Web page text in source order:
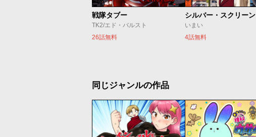
戦隊タブー
TK2/エド・バルスト
26話無料
シルバー・スクリーン
いまい
4話無料
同じジャンルの作品